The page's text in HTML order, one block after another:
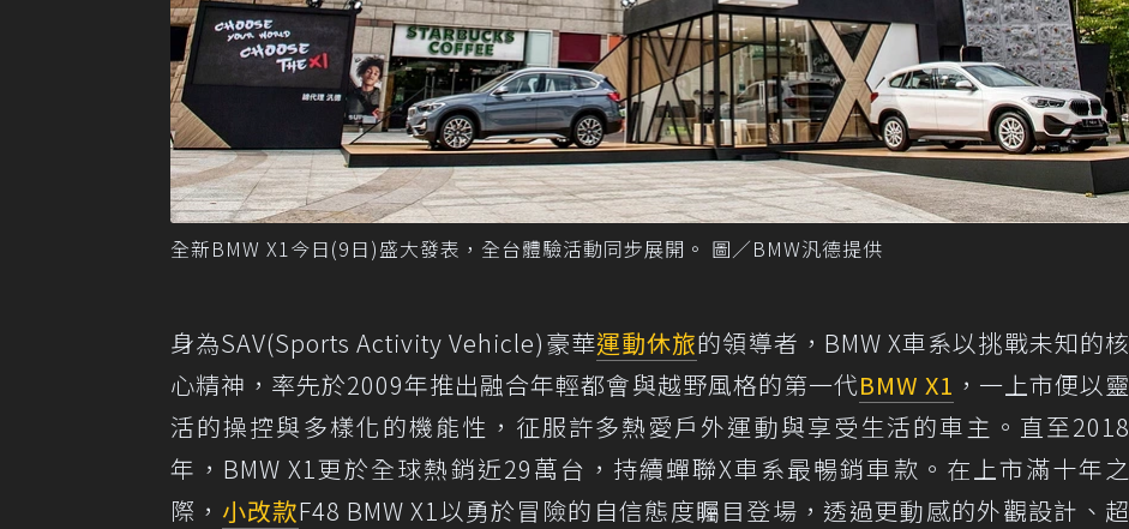
全新BMW X1今日(9日)盛大發表，全台體驗活動同步展開。 圖／BMW汎德提供
身為SAV(Sports Activity Vehicle)豪華運動休旅的領導者，BMW X車系以挑戰未知的核
心精神，率先於2009年推出融合年輕都會與越野風格的第一代BMW X1 ，一上市便以靈
活的操控與多樣化的機能性，征服許多熱愛戶外運動與享受生活的車主。直至2018
年，BMW X1更於全球熱銷近29萬台，持續蟬聯X車系最暢銷車款。在上市滿十年之
際， 小改款F48 BMW X1以勇於冒險的自信態度矚目登場，透過更動感的外觀設計、超